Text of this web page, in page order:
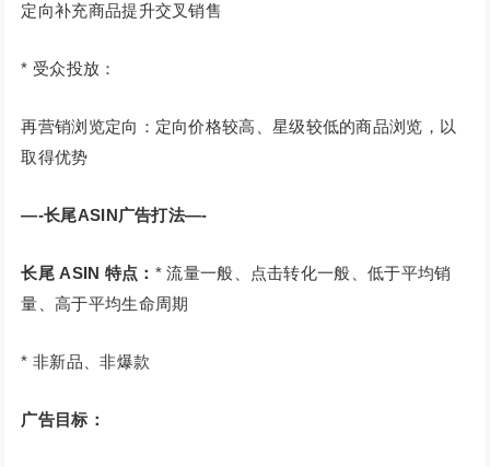
定向补充商品提升交叉销售
* 受众投放：
再营销浏览定向：定向价格较高、星级较低的商品浏览，以
取得优势
—-长尾ASIN广告打法—-
长尾 ASIN 特点： * 流量一般、点击转化一般、低于平均销
量、高于平均生命周期
* 非新品、非爆款
广告目标：